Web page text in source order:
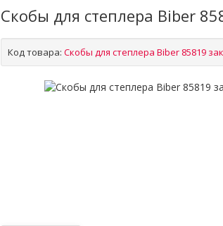
Скобы для степлера Biber
Код товара: Скобы для степлера Biber 85819